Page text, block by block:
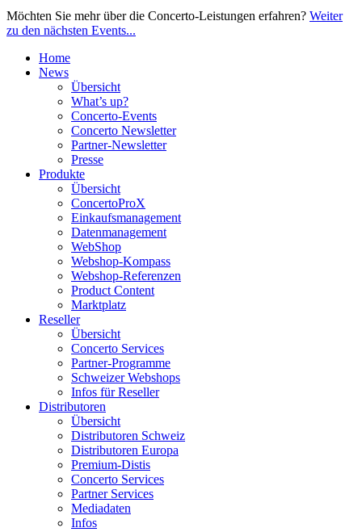
Möchten Sie mehr über die Concerto-Leistungen erfahren? Weiter
zu den nächsten Events...
Home
News
Übersicht
What’s up?
Concerto-Events
Concerto Newsletter
Partner-Newsletter
Presse
Produkte
Übersicht
ConcertoProX
Einkaufsmanagement
Datenmanagement
WebShop
Webshop-Kompass
Webshop-Referenzen
Product Content
Marktplatz
Reseller
Übersicht
Concerto Services
Partner-Programme
Schweizer Webshops
Infos für Reseller
Distributoren
Übersicht
Distributoren Schweiz
Distributoren Europa
Premium-Distis
Concerto Services
Partner Services
Mediadaten
Infos